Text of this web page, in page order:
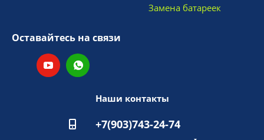
Замена батареек
Оставайтесь на связи
Наши контакты
+7(903)743-24-74